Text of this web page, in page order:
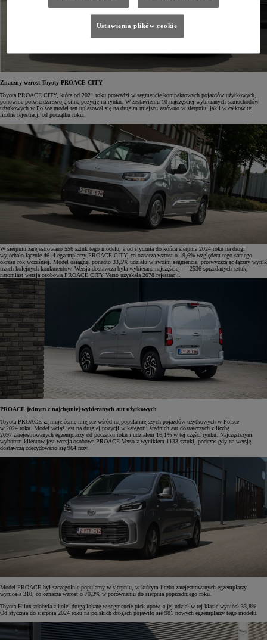
Znaczny wzrost Toyoty PROACE CITY
Toyota PROACE CITY, która od 2021 roku prowadzi w segmencie kompaktowych pojazdów użytkowych,
ponownie potwierdza swoją silną pozycję na rynku. W zestawieniu 10 najczęściej wybieranych samochodów
użytkowych w Polsce model ten uplasował się na drugim miejscu zarówno w sierpniu, jak i w całkowitej
liczbie rejestracji od początku roku.
W sierpniu zarejestrowano 556 sztuk tego modelu, a od stycznia do końca sierpnia 2024 roku na drogi
wyjechało łącznie 4614 egzemplarzy PROACE CITY, co oznacza wzrost o 19,6% względem tego samego
okresu rok wcześniej. Model osiągnął ponadto 33,5% udziału w swoim segmencie, przewyższając łączny wynik
trzech kolejnych konkurentów. Wersja dostawcza była wybierana najczęściej — 2536 sprzedanych sztuk,
natomiast wersja osobowa PROACE CITY Verso uzyskała 2078 rejestracji.
PROACE jednym z najchętniej wybieranych aut użytkowych
Toyota PROACE zajmuje ósme miejsce wśród najpopularniejszych pojazdów użytkowych w Polsce
w 2024 roku. Model wciąż jest na drugiej pozycji w kategorii średnich aut dostawczych z liczbą
2097 zarejestrowanych egzemplarzy od początku roku i udziałem 16,1% w tej części rynku. Najczęstszym
wyborem klientów jest wersja osobowa PROACE Verso z wynikiem 1133 sztuki, podczas gdy na wersję
dostawczą zdecydowano się 964 razy.
Model PROACE był szczególnie popularny w sierpniu, w którym liczba zarejestrowanych egzemplarzy
wyniosła 310, co oznacza wzrost o 70,3% w porównaniu do sierpnia poprzedniego roku.
Toyota Hilux zdobyła z kolei drugą lokatę w segmencie pick-upów, a jej udział w tej klasie wyniósł 33,8%.
Od stycznia do sierpnia 2024 roku na polskich drogach pojawiło się 981 nowych egzemplarzy tego modelu.
Ustawienia plików cookie